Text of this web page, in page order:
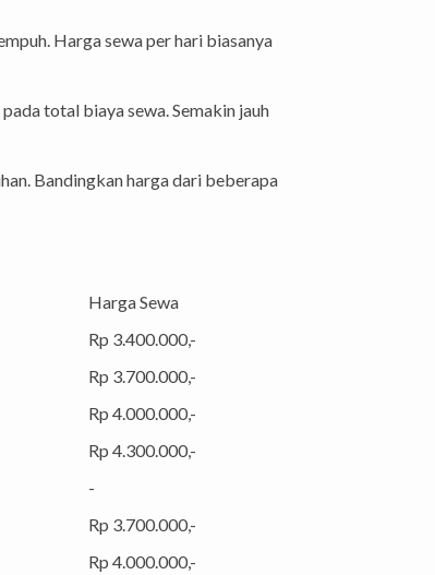
Harga sewa per hari biasanya
total biaya sewa. Semakin jauh
Bandingkan harga dari beberapa
Harga Sewa
Rp 3.400.000,-
Rp 3.700.000,-
Rp 4.000.000,-
Rp 4.300.000,-
-
Rp 3.700.000,-
Rp 4.000.000,-